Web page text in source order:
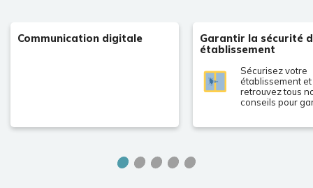
Communication digitale
Garantir la sécurité
établissement
Sécurisez votre
établissement et
retrouvez tous
conseils pour
dernières